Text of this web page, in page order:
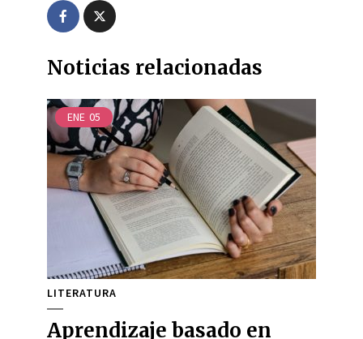
Noticias relacionadas
ENE 05
LITERATURA
Aprendizaje basado en